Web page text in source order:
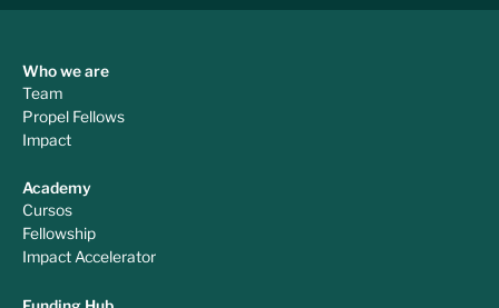
Who we are
Team
Propel Fellows
Impact
Academy
Cursos
Fellowship
Impact Accelerator